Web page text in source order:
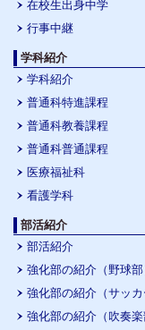
在校生出身中学
行事中継
学科紹介
学科紹介
普通科特進課程
普通科教養課程
普通科普通課程
医療福祉科
看護学科
部活紹介
部活紹介
強化部の紹介（野球部
強化部の紹介（サッカ
強化部の紹介（吹奏楽